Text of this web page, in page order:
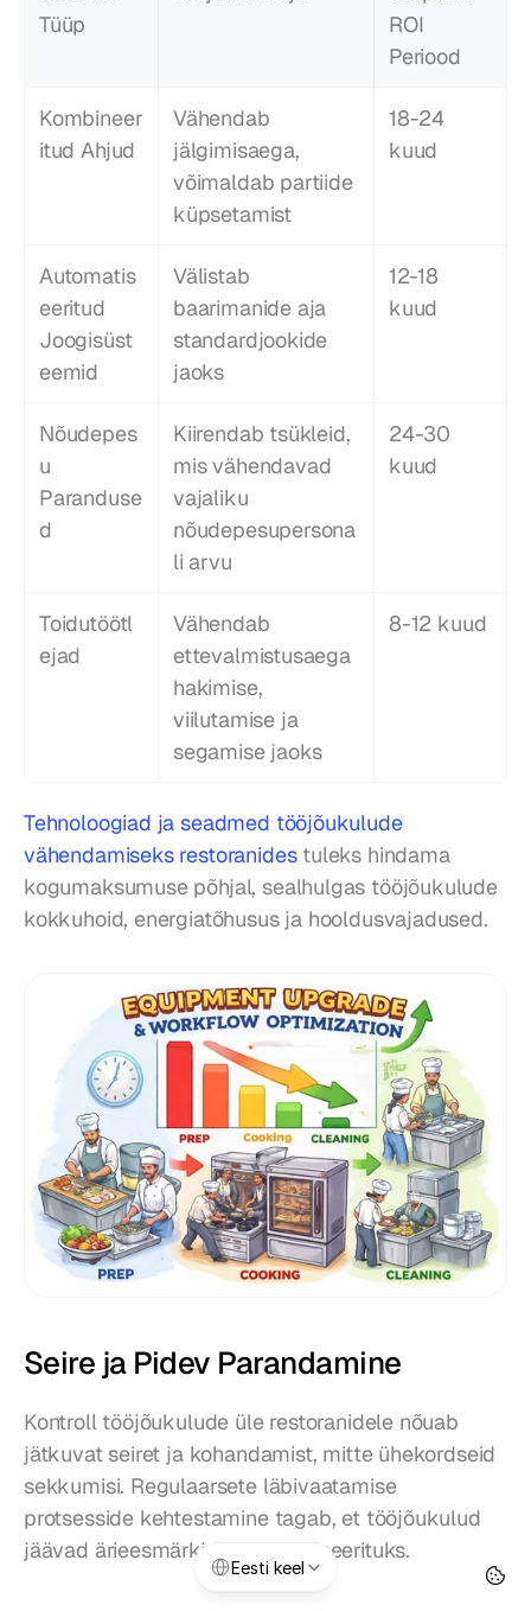
Tüüp
ROI
Periood
Kombineer
itud Ahjud
Vähendab
jälgimisaega,
võimaldab partiide
küpsetamist
18-24
kuud
Automatis
eeritud
Joogisüst
eemid
Välistab
baarimanide aja
standardjookide
jaoks
12-18
kuud
Nõudepes
u
Paranduse
d
Kiirendab tsükleid,
mis vähendavad
vajaliku
nõudepesupersona
li arvu
24-30
kuud
Toidutöötl
ejad
Vähendab
ettevalmistusaega
hakimise,
viilutamise ja
segamise jaoks
8-12 kuud
Tehnoloogiad ja seadmed tööjõukulude
vähendamiseks restoranides tuleks hindama
kogumaksumuse põhjal, sealhulgas tööjõukulude
kokkuhoid, energiatõhusus ja hooldusvajadused.
Seire ja Pidev Parandamine
Kontroll tööjõukulude üle restoranidele nõuab
jätkuvat seiret ja kohandamist, mitte ühekordseid
sekkumisi. Regulaarsete läbivaatamise
protsesside kehtestamine tagab, et tööjõukulud
jäävad ärieesmärkidega koordineerituks.
Select Language
Eesti keel